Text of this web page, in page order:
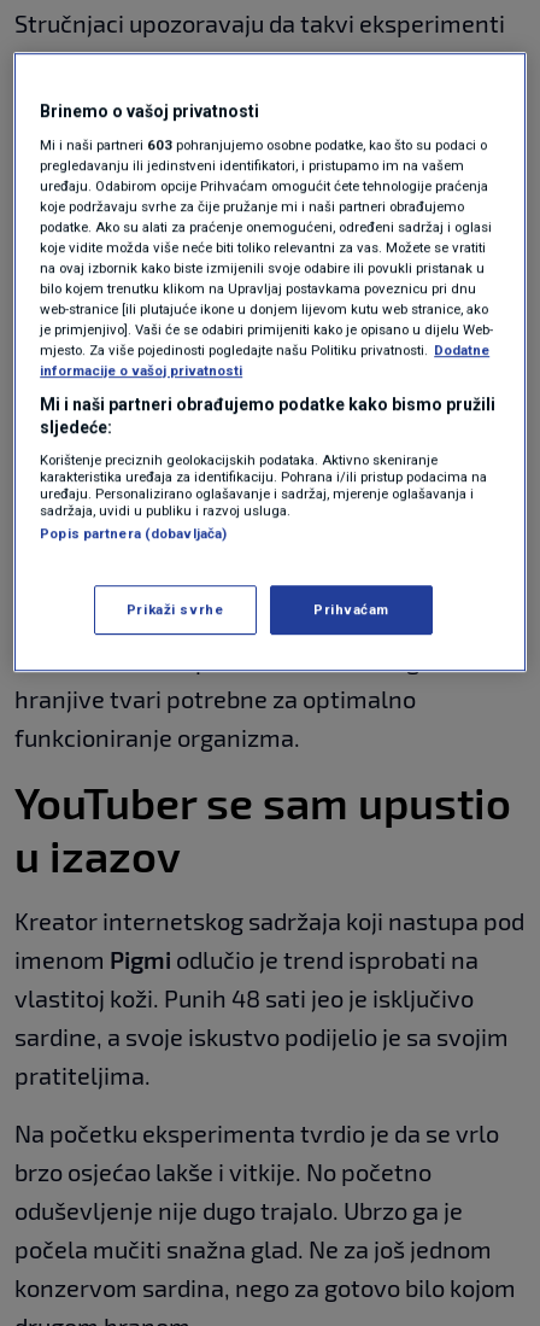
Stručnjaci upozoravaju da takvi eksperimenti
nisu prikladni za svakoga. Nagle i ekstremne
promjene prehrane mogu uzrokovati probavne
smetnje, nedostatak određenih hranjivih tvari,
umor i druge zdravstvene tegobe, zbog čega se
prije takvih dijeta preporučuje savjetovanje s
liječnikom ili nutricionistom.
Pobornici ovog trenda tvrde da višednevna
prehrana koja se temelji isključivo na
sardinama može pomoći organizmu da se
"resetira", smanjiti nadutost i ubrzati trošenje
masnih zaliha. Sardine se inače smatraju
nutritivno vrlo vrijednom namirnicom. Bogate
su bjelančevinama, vitaminima B skupine,
vitaminom D i omega-3 masnim kiselinama.
Ipak, stručnjaci upozoravaju da nijedna
hranjive tvari potrebne za optimalno
funkcioniranje organizma.
YouTuber se sam upustio
u izazov
Kreator internetskog sadržaja koji nastupa pod
imenom Pigmi odlučio je trend isprobati na
vlastitoj koži. Punih 48 sati jeo je isključivo
sardine, a svoje iskustvo podijelio je sa svojim
pratiteljima.
Na početku eksperimenta tvrdio je da se vrlo
brzo osjećao lakše i vitkije. No početno
oduševljenje nije dugo trajalo. Ubrzo ga je
počela mučiti snažna glad. Ne za još jednom
konzervom sardina, nego za gotovo bilo kojom
Brinemo o vašoj privatnosti
Mi i naši partneri 603 pohranjujemo osobne podatke, kao što su podaci o
pregledavanju ili jedinstveni identifikatori, i pristupamo im na vašem
uređaju. Odabirom opcije Prihvaćam omogućit ćete tehnologije praćenja
koje podržavaju svrhe za čije pružanje mi i naši partneri obrađujemo
podatke. Ako su alati za praćenje onemogućeni, određeni sadržaj i oglasi
koje vidite možda više neće biti toliko relevantni za vas. Možete se vratiti
na ovaj izbornik kako biste izmijenili svoje odabire ili povukli pristanak u
bilo kojem trenutku klikom na Upravljaj postavkama poveznicu pri dnu
web-stranice [ili plutajuće ikone u donjem lijevom kutu web stranice, ako
je primjenjivo]. Vaši će se odabiri primijeniti kako je opisano u dijelu Web-
mjesto. Za više pojedinosti pogledajte našu Politiku privatnosti. Dodatne
informacije o vašoj privatnosti
Mi i naši partneri obrađujemo podatke kako bismo pružili
sljedeće:
Korištenje preciznih geolokacijskih podataka. Aktivno skeniranje
karakteristika uređaja za identifikaciju. Pohrana i/ili pristup podacima na
uređaju. Personalizirano oglašavanje i sadržaj, mjerenje oglašavanja i
sadržaja, uvidi u publiku i razvoj usluga.
Popis partnera (dobavljača)
Prikaži svrhe Prihvaćam